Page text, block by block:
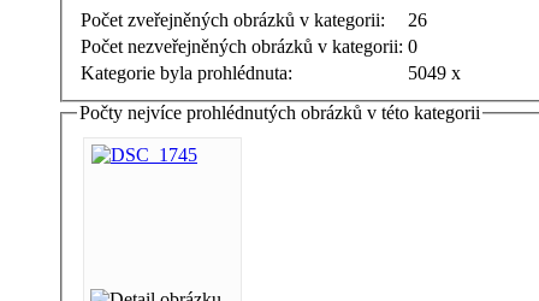
Počet zveřejněných obrázků v kategorii:
26
Počet nezveřejněných obrázků v kategorii: 0
Kategorie byla prohlédnuta:
5049 x
Počty nejvíce prohlédnutých obrázků v této kategorii